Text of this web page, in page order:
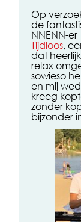
Op
de
NNENN-
Tijdloos,
dat
relax
sowieso
en mij
kreeg
zonder
bijzonder